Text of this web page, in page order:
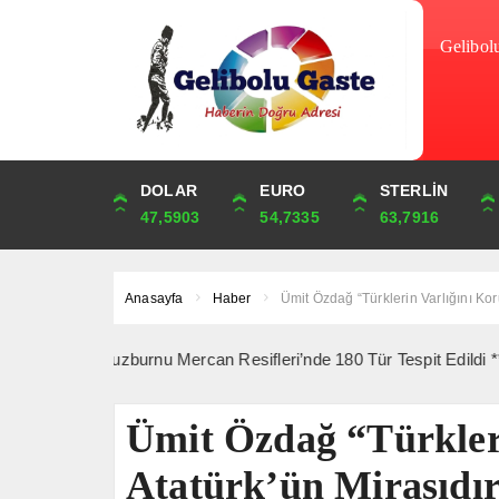
DOLAR
47,5903
EURO
54,7335
STERLİN
63,7916
ONS
4,239,99
ALTIN
6,495,09
ÇEYREK
10,619,47
Anasayfa Haber Ümit Özdağ “Türklerin Varlığını
Tuzburnu Mercan Resifleri’nde 180 Tür Tespit Edildi *** 10
Ümit Özdağ
Atatürk’ün